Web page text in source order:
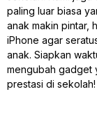
paling luar biasa
anak makin pintar,
iPhone agar
anak. Siapkan
mengubah gadget
prestasi di sekolah!